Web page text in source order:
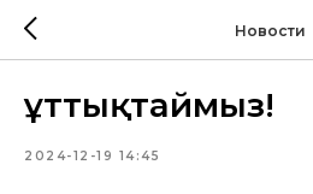
Новости
Құттықтаймыз!
2024-12-19 14:45